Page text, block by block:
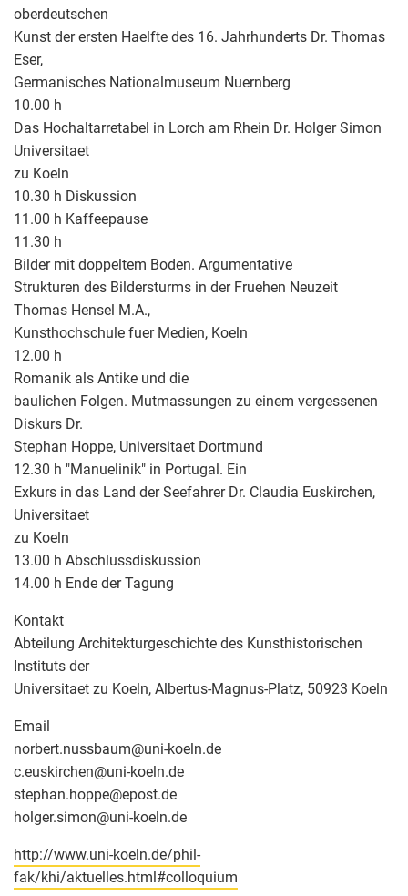
oberdeutschen
Kunst der ersten Haelfte des 16. Jahrhunderts Dr. Thomas
Eser,
Germanisches Nationalmuseum Nuernberg
10.00 h
Das Hochaltarretabel in Lorch am Rhein Dr. Holger Simon
Universitaet
zu Koeln
10.30 h Diskussion
11.00 h Kaffeepause
11.30 h
Bilder mit doppeltem Boden. Argumentative
Strukturen des Bildersturms in der Fruehen Neuzeit
Thomas Hensel M.A.,
Kunsthochschule fuer Medien, Koeln
12.00 h
Romanik als Antike und die
baulichen Folgen. Mutmassungen zu einem vergessenen
Diskurs Dr.
Stephan Hoppe, Universitaet Dortmund
12.30 h "Manuelinik" in Portugal. Ein
Exkurs in das Land der Seefahrer Dr. Claudia Euskirchen,
Universitaet
zu Koeln
13.00 h Abschlussdiskussion
14.00 h Ende der Tagung
Kontakt
Abteilung Architekturgeschichte des Kunsthistorischen
Instituts der
Universitaet zu Koeln, Albertus-Magnus-Platz, 50923 Koeln
Email
norbert.nussbaum@uni-koeln.de
c.euskirchen@uni-koeln.de
stephan.hoppe@epost.de
holger.simon@uni-koeln.de
http://www.uni-koeln.de/phil-
fak/khi/aktuelles.html#colloquium